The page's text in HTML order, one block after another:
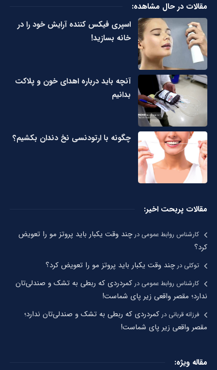
مقالات در حال مشاهده:
اسپری فیکس کننده آرایش خود را در
خانه بسازید!
آنچه باید درباره اهدای خون و پلاکت
بدانیم
چگونه با ارتودنسی نخ دندان بکشیم؟
مقالات پربحت اخیر:
کارشناس روابط عمومیدرچند وقت یکبار باید پروتز مو را تعویض
کرد؟
توکلیدرچند وقت یکبار باید پروتز مو را تعویض کرد؟
کارشناس روابط عمومیدر کمردردی که ربطی به تشک و صندلی‌تان
ندارد؛ مقصر واقعی زیر پای شماست!
فرزانه قربانیدر کمردردی که ربطی به تشک و صندلی‌تان ندارد؛
مقصر واقعی زیر پای شماست!
مقاله ویژه: